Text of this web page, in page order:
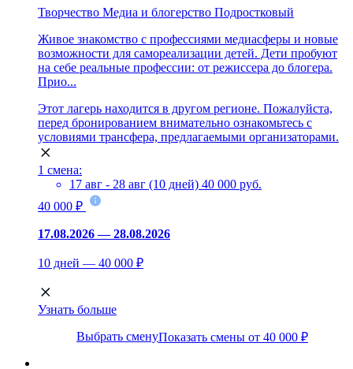
Творчество Медиа и блогерство Подростковый
Живое знакомство с профессиями медиасферы и новые
возможности для самореализации детей. Дети пробуют
на себе реальные профессии: от режиссера до блогера.
Прио...
Этот лагерь находится в другом регионе. Пожалуйста,
перед бронированием внимательно ознакомьтесь с
условиями трансфера, предлагаемыми организаторами.
1 смена:
17 авг - 28 авг (10 дней) 40 000 руб.
40 000 ₽
17.08.2026 — 28.08.2026
10 дней — 40 000 ₽
Узнать больше
Выбрать сменуПоказать смены от 40 000 ₽